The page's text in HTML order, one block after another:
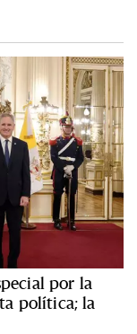
por la
política; la